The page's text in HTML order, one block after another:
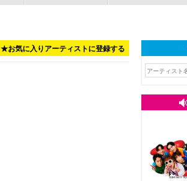
★お気に入りアーティストに登録する